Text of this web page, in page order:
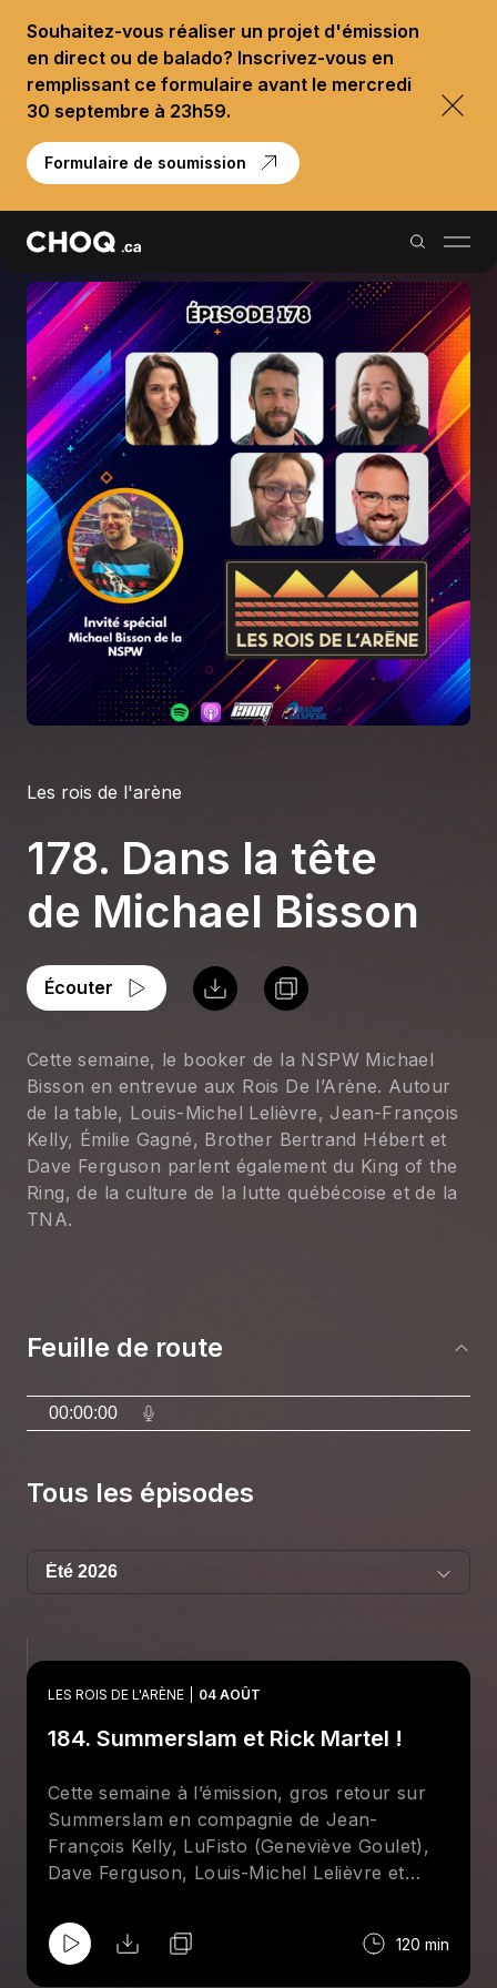
Souhaitez-vous réaliser un projet d'émission
en direct ou de balado? Inscrivez-vous en
remplissant ce formulaire avant le mercredi
30 septembre à 23h59.
Formulaire de soumission
Balados
Reportages
Palmarès
À propos
S'impliquer
Carrière
Location studio
Les rois de l'arène
178. Dans la tête
de Michael Bisson
Écouter
Cette semaine, le booker de la NSPW Michael
Bisson en entrevue aux Rois De l’Arène. Autour
de la table, Louis-Michel Lelièvre, Jean-François
Kelly, Émilie Gagné, Brother Bertrand Hébert et
Dave Ferguson parlent également du King of the
Ring, de la culture de la lutte québécoise et de la
TNA.
Feuille de route
00:00:00
Tous les épisodes
LES ROIS DE L'ARÈNE 04 AOÛT
184. Summerslam et Rick Martel !
Cette semaine à l’émission, gros retour sur
Summerslam en compagnie de Jean-
François Kelly, LuFisto (Geneviève Goulet),
Dave Ferguson, Louis-Michel Lelièvre et
présent à Minneapolis en compagnie de Rick
Martel. Aussi, entrevue avec le lutteur 120 min